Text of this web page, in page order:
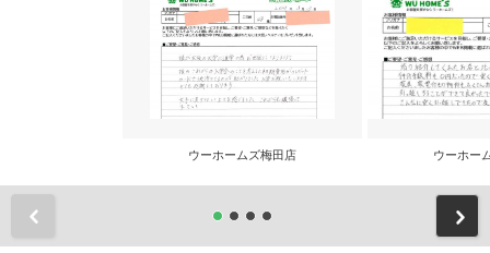
ウーホームズ梅田店 ウーホー